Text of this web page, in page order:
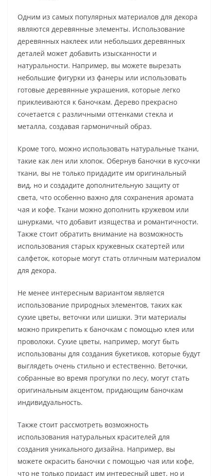
Одним из самых популярных материалов для декора
являются деревянные элементы. Использование
деревянных наклеек или небольших деревянных
деталей может добавить изысканности и
натуральности. Например, вы можете вырезать
небольшие фигурки из фанеры или использовать
готовые деревянные украшения, которые легко
приклеиваются к баночкам. Дерево прекрасно
сочетается с различными оттенками стекла и
металла, создавая гармоничный образ.
Кроме того, можно использовать натуральные ткани,
такие как лен или хлопок. Обернув баночки в кусочки
ткани, вы не только придадите им оригинальный
вид, но и создадите дополнительную защиту от
света, что особенно важно для сохранения аромата
чая и кофе. Ткани можно дополнить кружевом или
шнурками, что добавит изящества и романтичности.
Также стоит обратить внимание на возможность
использования старых кружевных скатертей или
салфеток, которые могут стать отличным материалом
для декора.
Не менее интересным вариантом является
использование природных элементов, таких как
сухие цветы, веточки или шишки. Эти материалы
можно прикрепить к баночкам с помощью клея или
проволоки. Сухие цветы, например, могут быть
использованы для создания букетиков, которые будут
выглядеть очень стильно и естественно. Веточки,
собранные во время прогулки по лесу, могут стать
оригинальным акцентом, придающим баночкам
индивидуальность.
Также стоит рассмотреть возможность
использования натуральных красителей для
создания уникального дизайна. Например, вы
можете окрасить баночки с помощью чая или кофе,
что не только придаст им интересный цвет, но и